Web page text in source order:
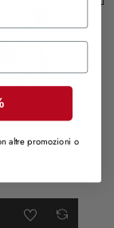
e
You
altre promozioni o